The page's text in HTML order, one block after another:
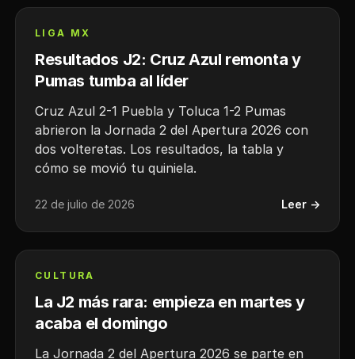
LIGA MX
Resultados J2: Cruz Azul remonta y
Pumas tumba al líder
Cruz Azul 2-1 Puebla y Toluca 1-2 Pumas
abrieron la Jornada 2 del Apertura 2026 con
dos volteretas. Los resultados, la tabla y
cómo se movió tu quiniela.
22 de julio de 2026 Leer →
CULTURA
La J2 más rara: empieza en martes y
acaba el domingo
La Jornada 2 del Apertura 2026 se parte en